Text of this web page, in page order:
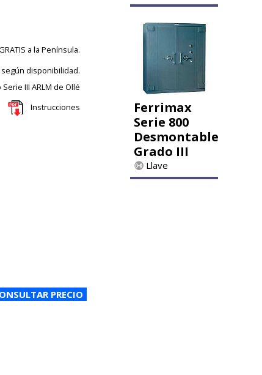
a la Península.
disponibilidad.
Serie III ARLM de Ollé
Instrucciones
Ferrimax
Serie 800
Desmontable
Grado III
Llave